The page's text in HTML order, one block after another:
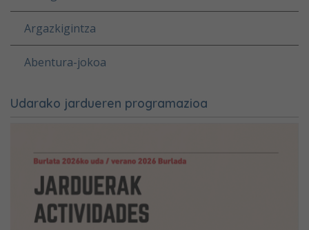
Argazkigintza
Abentura-jokoa
Udarako jardueren programazioa